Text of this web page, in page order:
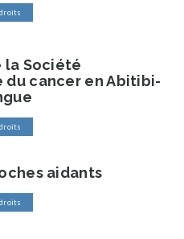
la Société
du cancer en Abitibi-
aidants